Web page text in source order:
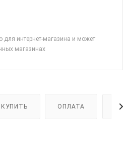
для интернет-магазина и может
магазинах
КУПИТЬ ОПЛАТА